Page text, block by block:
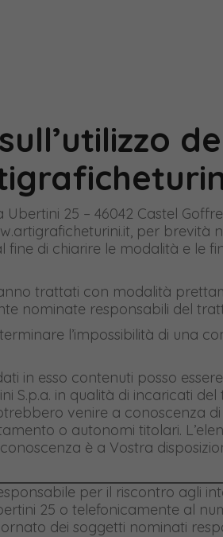
Ubertini 25 – 46042 Castel
per brevità
di chiarire le modalità e le
trattati con modalità
nominate responsabili del
l’impossibilità di una
in esso contenuti posso
S.p.a. in qualità di incaricati
venire a conoscenza
o autonomi titolari.
è a Vostra
per il riscontro agli
25 o telefonicamente al
dei soggetti nominati